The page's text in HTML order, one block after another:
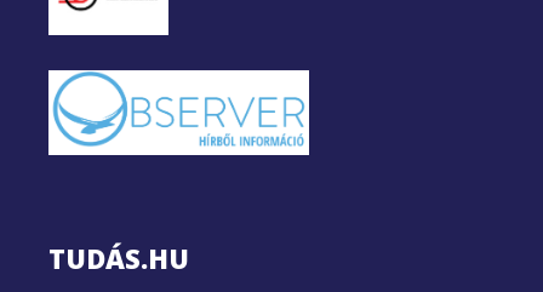
TUDÁS.HU